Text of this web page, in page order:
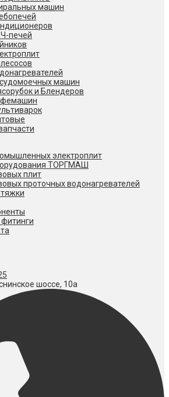
машин
печей
машин
и Блендеров
электроплит
ТОРГМАШ
плит
проточных водонагревателей
шоссе, 10а